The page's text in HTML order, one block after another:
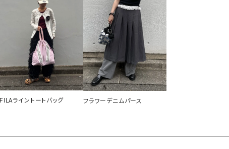
FILAライントートバッグ フラワーデニムパース